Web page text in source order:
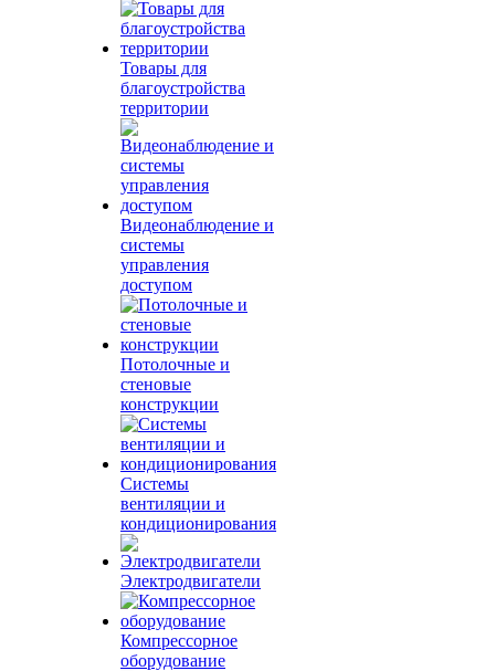
Товары для
благоустройства
территории
Видеонаблюдение и
системы
управления
доступом
Потолочные и
стеновые
конструкции
Системы
вентиляции и
кондиционирования
Электродвигатели
Компрессорное
оборудование